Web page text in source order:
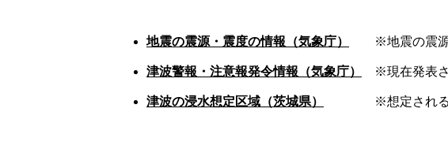
地震の震源・震度の情報（気象庁） ※地震の震源
津波警報・注意報発令情報（気象庁） ※現在発表さ
津波の浸水想定区域（茨城県） ※想定される最